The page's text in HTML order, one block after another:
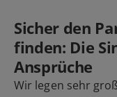
Sicher den
finden: Die
Ansprüche
Wir legen sehr